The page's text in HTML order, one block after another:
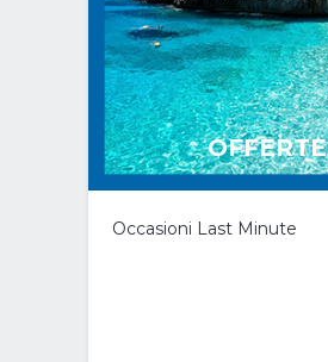
OFFERTE
Occasioni Last Minute